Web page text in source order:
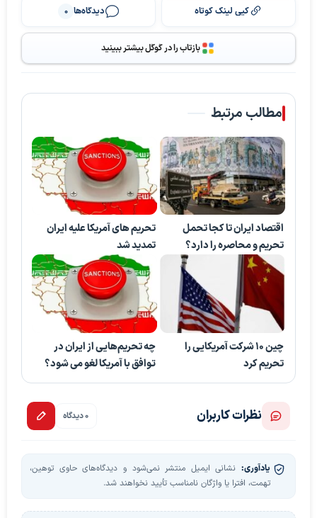
کپی لینک کوتاه دیدگاه‌ها 0
بازتاب را در گوگل بیشتر ببینید
مطالب مرتبط
اقتصاد ایران تا کجا تحمل
تحریم و محاصره را دارد؟
تحریم های آمریکا علیه ایران
تمدید شد
چین ۱۰ شرکت آمریکایی را
تحریم کرد
چه تحریم‌هایی از ایران در
توافق با آمریکا لغو می شود؟
نظرات کاربران 0 دیدگاه
یادآوری: نشانی ایمیل منتشر نمی‌شود و دیدگاه‌های حاوی توهین،
تهمت، افترا یا واژگان نامناسب تأیید نخواهند شد.